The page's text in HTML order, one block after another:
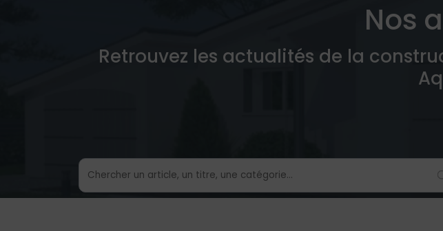
Nos
Retrouvez les actualités de la